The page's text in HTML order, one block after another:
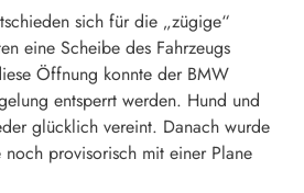
sich für die „zügige“
eine Scheibe des Fahrzeugs
Öffnung konnte der BMW
entsperrt werden. Hund und
glücklich vereint. Danach wurde
provisorisch mit einer Plane